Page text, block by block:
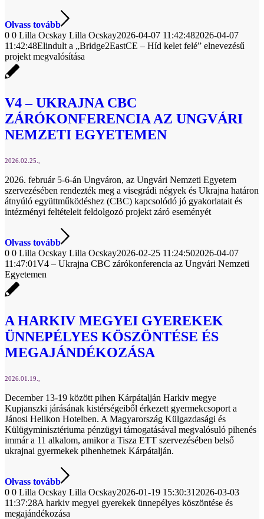
Olvass tovább
0 0 Lilla Ocskay Lilla Ocskay2026-04-07 11:42:482026-04-07
11:42:48Elindult a „Bridge2EastCE – Híd kelet felé” elnevezésű
projekt megvalósítása
V4 – UKRAJNA CBC
ZÁRÓKONFERENCIA AZ UNGVÁRI
NEMZETI EGYETEMEN
2026.02.25.
2026. február 5-6-án Ungváron, az Ungvári Nemzeti Egyetem
szervezésében rendezték meg a visegrádi négyek és Ukrajna határon
átnyúló együttműködéshez (CBC) kapcsolódó jó gyakorlatait és
intézményi feltételeit feldolgozó projekt záró eseményét
Olvass tovább
0 0 Lilla Ocskay Lilla Ocskay2026-02-25 11:24:502026-04-07
11:47:01V4 – Ukrajna CBC zárókonferencia az Ungvári Nemzeti
Egyetemen
A HARKIV MEGYEI GYEREKEK
ÜNNEPÉLYES KÖSZÖNTÉSE ÉS
MEGAJÁNDÉKOZÁSA
2026.01.19.
December 13-19 között pihen Kárpátalján Harkiv megye
Kupjanszki járásának kistérségeiből érkezett gyermekcsoport a
Jánosi Helikon Hotelben. A Magyarország Külgazdasági és
Külügyminisztériuma pénzügyi támogatásával megvalósuló pihenés
immár a 11 alkalom, amikor a Tisza ETT szervezésében belső
ukrajnai gyermekek pihenhetnek Kárpátalján.
Olvass tovább
0 0 Lilla Ocskay Lilla Ocskay2026-01-19 15:30:31 2026-03-03
11:37:28A harkiv megyei gyerekek ünnepélyes köszöntése és
megajándékozása